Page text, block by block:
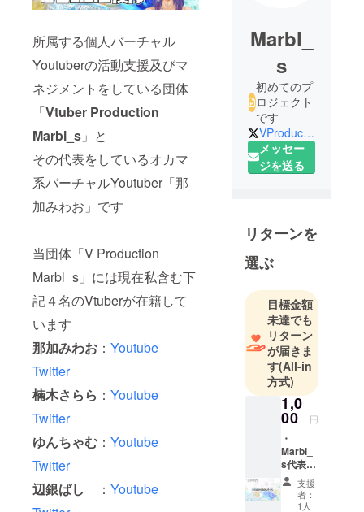
所属する個人バーチャル
Youtuberの活動支援及びマ
ネジメントをしている団体
「Vtuber Production
Marbl_s 」と
その代表をしているオカマ
系バーチャルYoutuber「那
加みわお」です
当団体「V Production
Marbl_s」には現在私含む下
記４名のVtuberが在籍して
います
那加みわお ： Youtube
Twitter
楠木さらら ： Youtube
Twitter
ゆんちゃむ ： Youtube
Twitter
辺銀ばし ： Youtube
Marbl_
s
初めてのプ
ロジェクト
です
VProductionM1
メッセー
ジを送る
リターンを
選ぶ
目標金額
未達でも
リターン
が届きま
す(All-in
方式)
1,0
00 円
・
Marbl_
s代表
「那加
みわ
お」か
支援
者：
1人